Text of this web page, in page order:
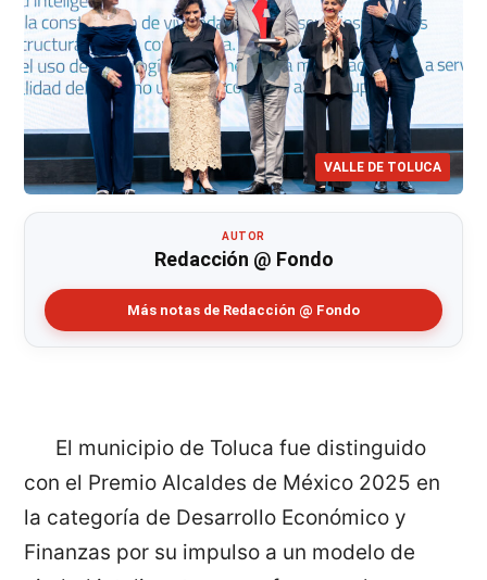
VALLE DE TOLUCA
AUTOR
Redacción @ Fondo
Más notas de Redacción @ Fondo
El municipio de Toluca fue distinguido
con el Premio Alcaldes de México 2025 en
la categoría de Desarrollo Económico y
Finanzas por su impulso a un modelo de